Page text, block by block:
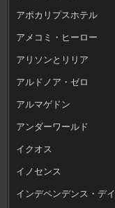
アポカリプスホテル
アメコミ・ヒーロー
アリソンとリリア
アルドノア・ゼロ
アルマゲドン
アンダーワールド
イクオス
イノセンス
インデペンデンス・デイ